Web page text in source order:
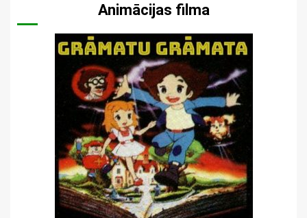
Animācijas filma